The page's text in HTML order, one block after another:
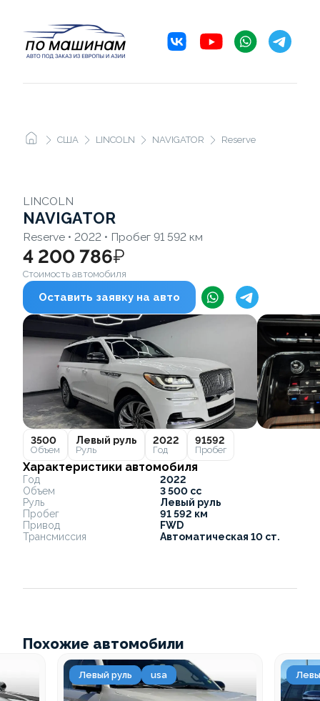
США LINCOLN NAVIGATOR Reserve
LINCOLN
NAVIGATOR
Reserve • 2022 • Пробег 91 592 км
4 200 786₽
Стоимость автомобиля
Оставить заявку на авто
3500
Объем
Левый руль
Руль
2022
Год
91592
Пробег
Характеристики автомобиля
Год
2022
Объем
3 500 cc
Руль
Левый руль
Пробег
91 592 км
Привод
FWD
Трансмиссия
Автоматическая 10 ст.
Похожие автомобили
Левый руль usa